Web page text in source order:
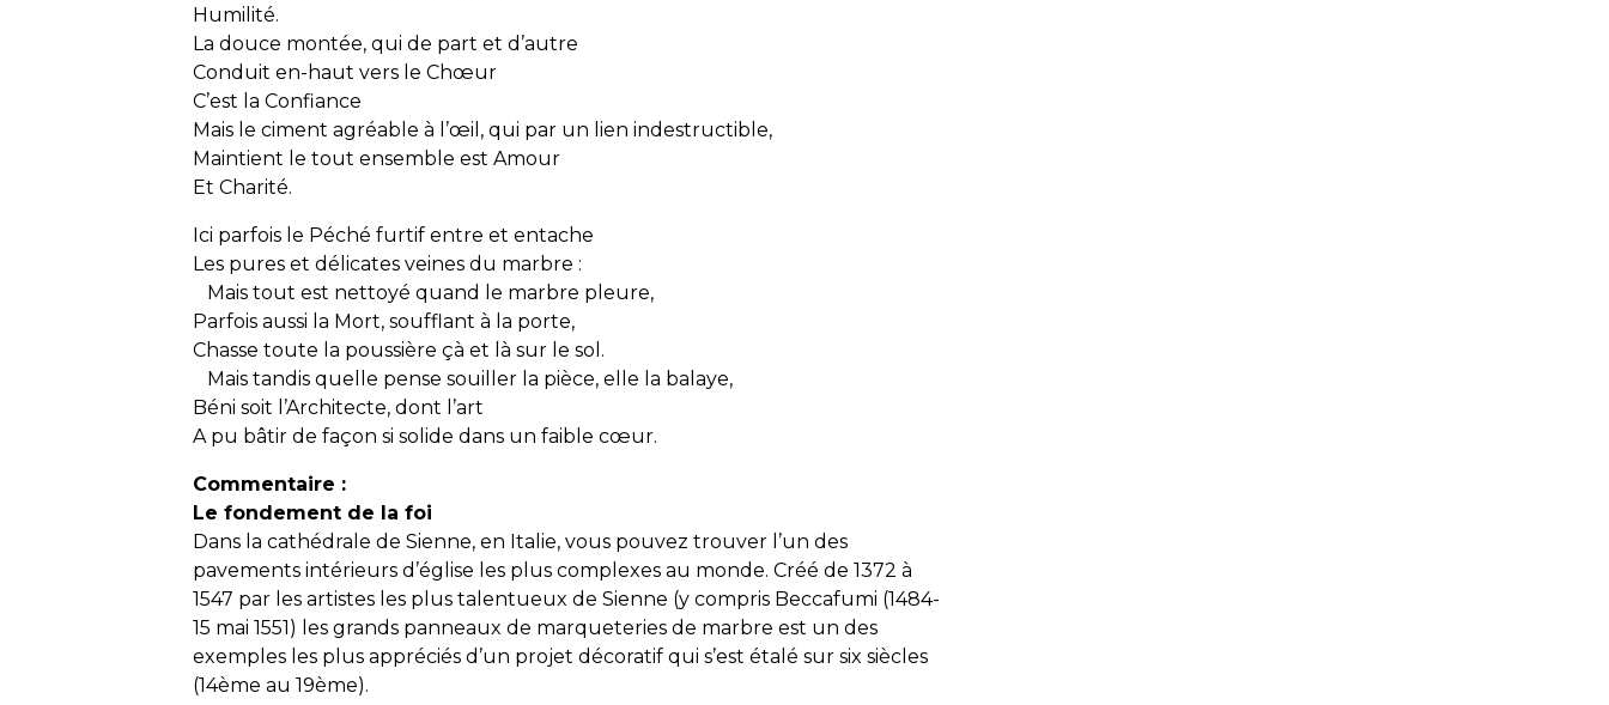
Humilité.
La douce montée, qui de part et d’autre
Conduit en-haut vers le Chœur
C’est la Confiance
Mais le ciment agréable à l’œil, qui par un lien indestructible,
Maintient le tout ensemble est Amour
Et Charité.
Ici parfois le Péché furtif entre et entache
Les pures et délicates veines du marbre :
Mais tout est nettoyé quand le marbre pleure,
Parfois aussi la Mort, soufflant à la porte,
Chasse toute la poussière çà et là sur le sol.
Mais tandis quelle pense souiller la pièce, elle la balaye,
Béni soit l’Architecte, dont l’art
A pu bâtir de façon si solide dans un faible cœur.
Commentaire :
Le fondement de la foi
Dans la cathédrale de Sienne, en Italie, vous pouvez trouver l’un des
pavements intérieurs d’église les plus complexes au monde. Créé de 1372 à
1547 par les artistes les plus talentueux de Sienne (y compris Beccafumi (1484-
15 mai 1551) les grands panneaux de marqueteries de marbre est un des
exemples les plus appréciés d’un projet décoratif qui s’est étalé sur six siècles
(14ème au 19ème).